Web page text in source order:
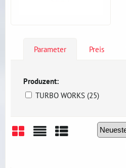
Parameter Preis
Produzent:
TURBO WORKS (25)